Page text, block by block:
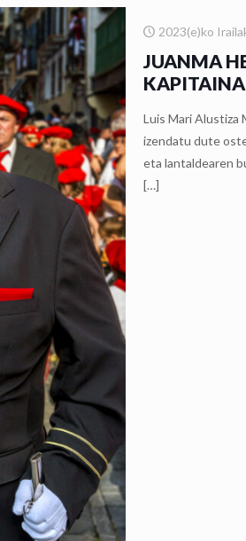
2023(e)ko
JUANMA
Luis Mari Alustiza
izendatu dute
eta lantaldearen
[…]